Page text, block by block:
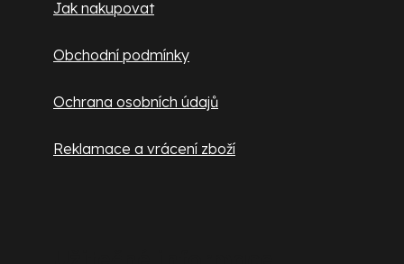
Jak nakupovat
Obchodní podmínky
Ochrana osobních údajů
Reklamace a vrácení zboží